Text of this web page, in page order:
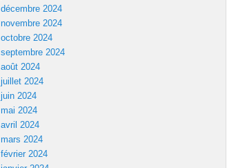
décembre 2024
novembre 2024
octobre 2024
septembre 2024
août 2024
juillet 2024
juin 2024
mai 2024
avril 2024
mars 2024
février 2024